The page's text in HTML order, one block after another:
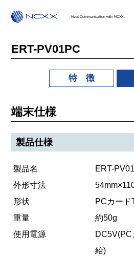
Next Communication with NCXX.
ERT-PV01PC
特 徴
端末仕様
製品仕様
製品名
ERT-
外形寸法
形状
PCカード
重量
約50g
使用電源
給)